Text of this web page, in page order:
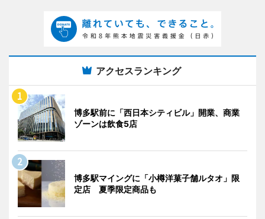
アクセスランキング
博多駅前に「西日本シティビル」開業、商業
ゾーンは飲食5店
博多駅マイングに「小樽洋菓子舗ルタオ」限
定店 夏季限定商品も